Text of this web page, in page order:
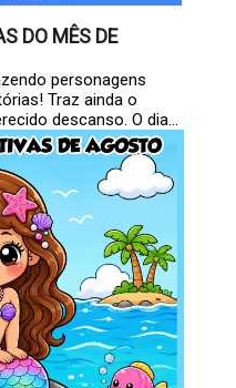
DO MÊS DE
personagens
Traz ainda o
descanso. O dia...